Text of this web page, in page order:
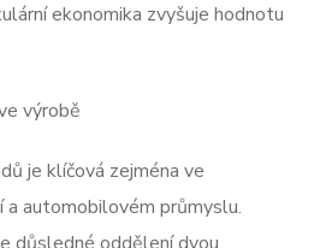
ekonomika zvyšuje hodnotu
výrobě
je klíčová zejména ve
automobilovém průmyslu.